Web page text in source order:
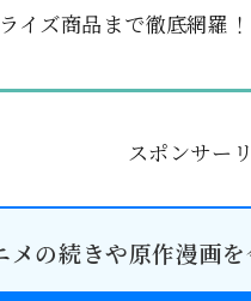
イズ商品まで徹底網羅！
スポンサー
メの続きや原作漫画